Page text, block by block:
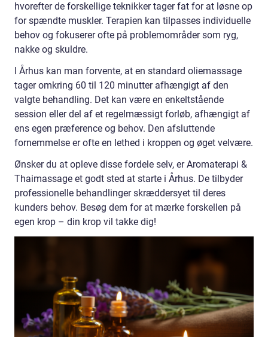
hvorefter de forskellige teknikker tager fat for at løsne op
for spændte muskler. Terapien kan tilpasses individuelle
behov og fokuserer ofte på problemområder som ryg,
nakke og skuldre.
I Århus kan man forvente, at en standard oliemassage
tager omkring 60 til 120 minutter afhængigt af den
valgte behandling. Det kan være en enkeltstående
session eller del af et regelmæssigt forløb, afhængigt af
ens egen præference og behov. Den afsluttende
fornemmelse er ofte en lethed i kroppen og øget velvære.
Ønsker du at opleve disse fordele selv, er Aromaterapi &
Thaimassage et godt sted at starte i Århus. De tilbyder
professionelle behandlinger skræddersyet til deres
kunders behov. Besøg dem for at mærke forskellen på
egen krop – din krop vil takke dig!